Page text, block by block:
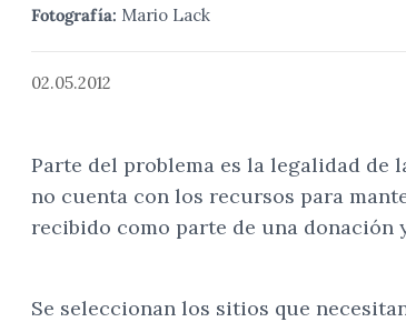
Fotografía: Mario Lack
02.05.2012
Parte del problema es la legalidad de
no cuenta con los recursos para
recibido como parte de una donación
Se seleccionan los sitios que